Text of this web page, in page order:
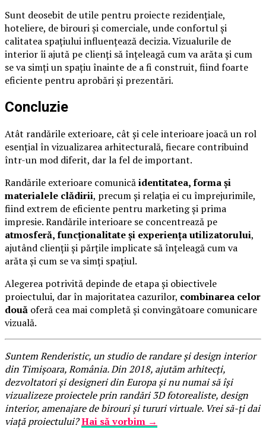
Sunt deosebit de utile pentru proiecte rezidențiale,
hoteliere, de birouri și comerciale, unde confortul și
calitatea spațiului influențează decizia. Vizualurile de
interior îi ajută pe clienți să înțeleagă cum va arăta și cum
se va simți un spațiu înainte de a fi construit, fiind foarte
eficiente pentru aprobări și prezentări.
Concluzie
Atât randările exterioare, cât și cele interioare joacă un rol
esențial în vizualizarea arhitecturală, fiecare contribuind
într-un mod diferit, dar la fel de important.
Randările exterioare comunicăidentitatea, forma și
materialele clădirii, precum și relația ei cu împrejurimile,
fiind extrem de eficiente pentru marketing și prima
impresie. Randările interioare se concentrează pe
atmosferă, funcționalitate și experiența utilizatorului,
ajutând clienții și părțile implicate să înțeleagă cum va
arăta și cum se va simți spațiul.
Alegerea potrivită depinde de etapa și obiectivele
proiectului, dar în majoritatea cazurilor, combinarea celor
două oferă cea mai completă și convingătoare comunicare
vizuală.
Suntem Renderistic, un studio de randare și design interior
din Timișoara, România. Din 2018, ajutăm arhitecți,
dezvoltatori și designeri din Europa și nu numai să își
vizualizeze proiectele prin randări 3D fotorealiste, design
interior, amenajare de birouri și tururi virtuale. Vrei să-ți dai
viață proiectului?Hai să vorbim →